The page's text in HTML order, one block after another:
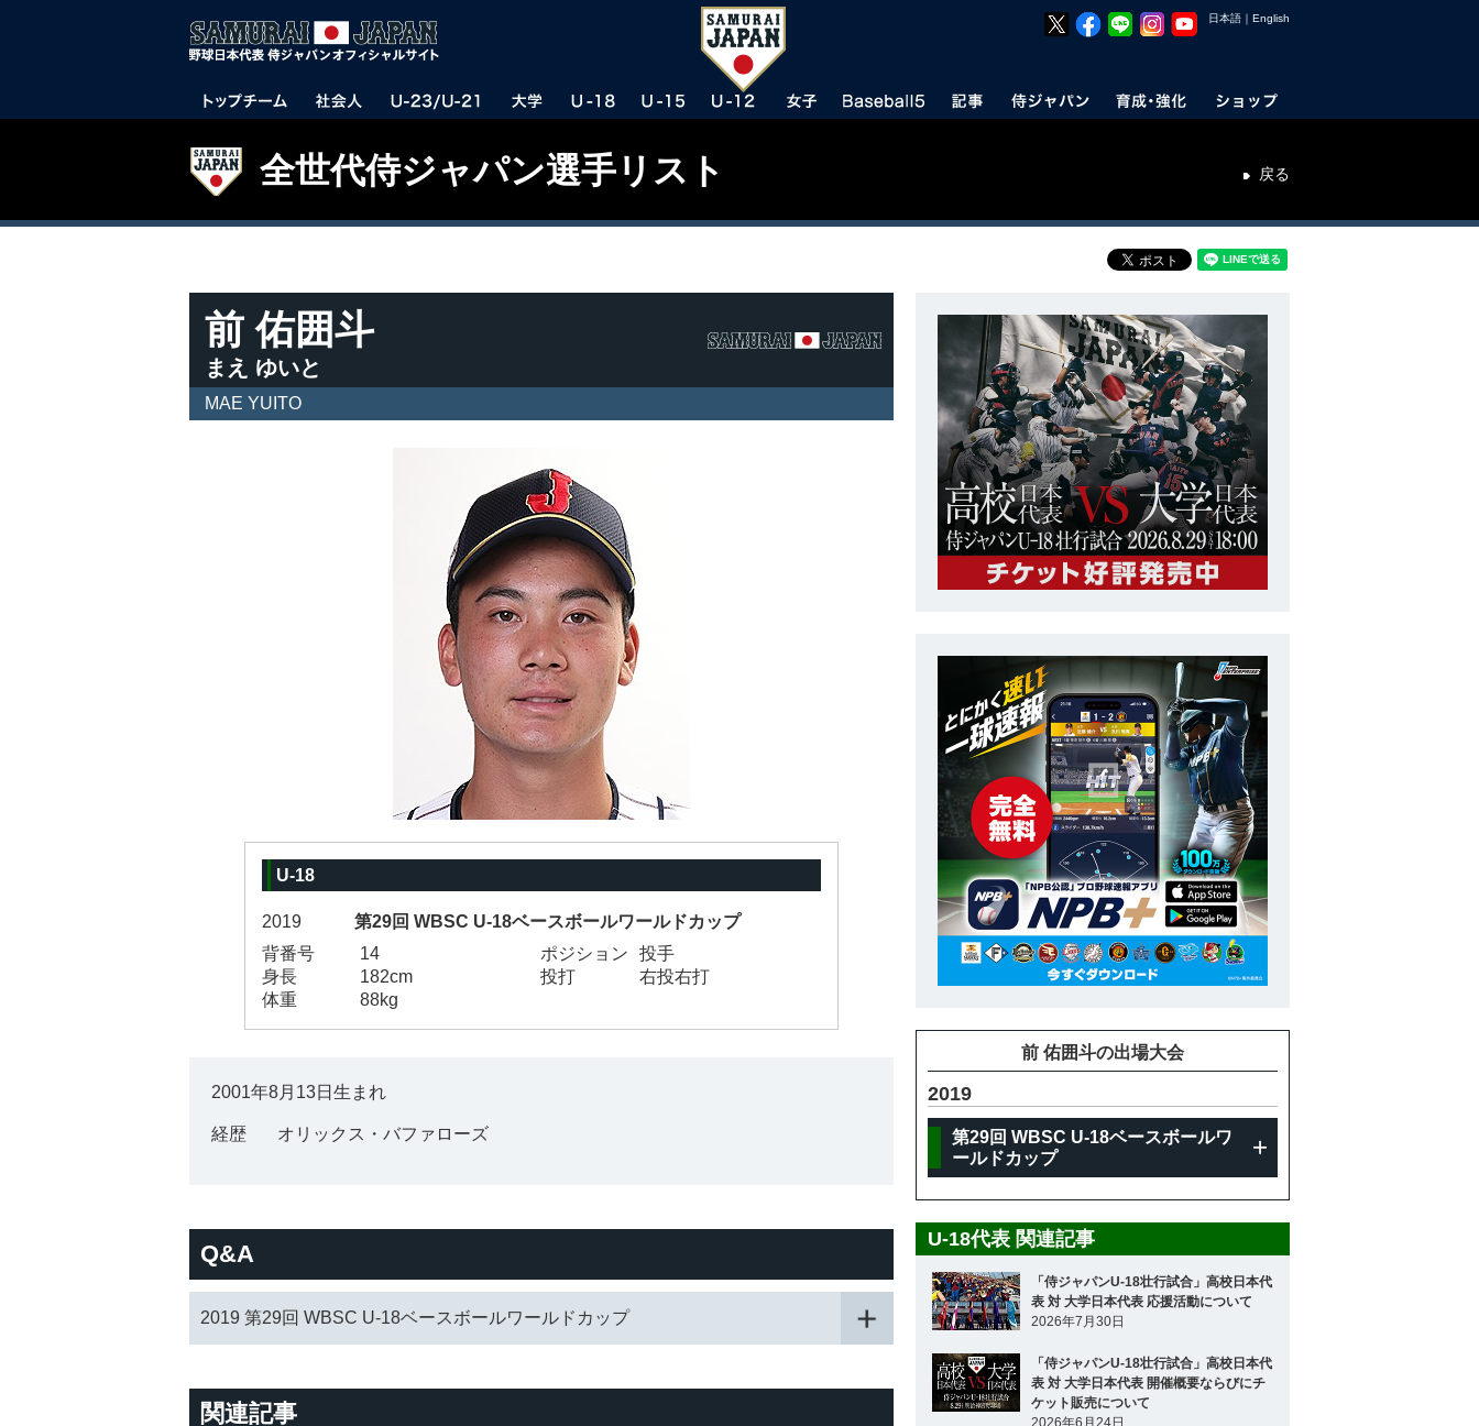
日本語 ｜ English
全世代侍ジャパン選手リスト 戻る
前 佑囲斗
まえ ゆいと
MAE YUITO
U-18
2019
第29回 WBSC U-18ベースボールワールドカップ
背番号
14 ポジション
投手
身長
182cm 投打
右投右打
体重
88kg
2001年8月13日生まれ
経歴 オリックス・バファローズ
Q&A
2019 第29回 WBSC U-18ベースボールワールドカップ
関連記事
前 佑囲斗の出場大会
2019
第29回 WBSC U-18ベースボールワ
ールドカップ
U-18代表 関連記事
「侍ジャパンU-18壮行試合」高校日本代
表 対 大学日本代表 応援活動について
2026年7月30日
「侍ジャパンU-18壮行試合」高校日本代
表 対 大学日本代表 開催概要ならびにチ
ケット販売について
2026年6月24日